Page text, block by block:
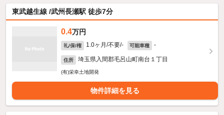
東武越生線 /武州長瀬駅 徒歩7分
0.4万円
礼/保/権 1.0ヶ月/不要/- 可能車種 -
住所 埼玉県入間郡毛呂山町南台１丁目
(有)栄幸土地開発
物件詳細を見る